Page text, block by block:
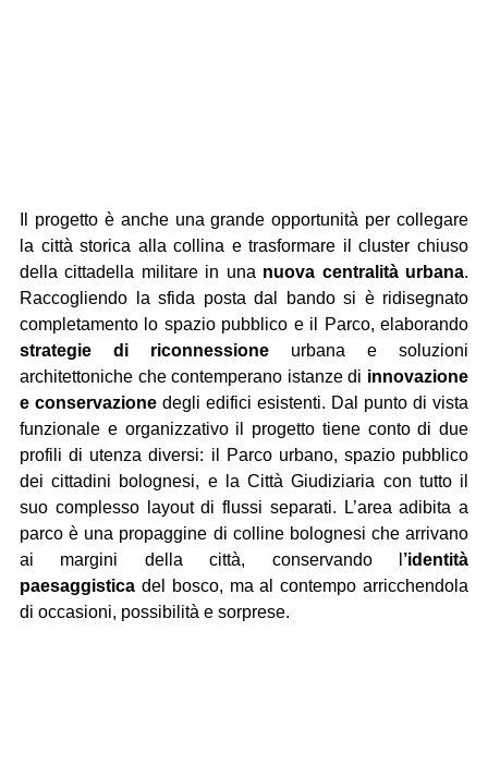
Il progetto è anche una grande opportunità per collegare
la città storica alla collina e trasformare il cluster chiuso
della cittadella militare in una nuova centralità urbana.
Raccogliendo la sfida posta dal bando si è ridisegnato
strategie di riconnessione urbana e soluzioni
architettoniche che contemperano istanze di innovazione
e conservazione degli edifici esistenti. Dal punto di vista
funzionale e organizzativo il progetto tiene conto di due
profili di utenza diversi: il Parco urbano, spazio pubblico
dei cittadini bolognesi, e la Città Giudiziaria con tutto il
suo complesso layout di flussi separati. L’area adibita a
parco è una propaggine di colline bolognesi che arrivano
ai margini della città, conservando l ’identità
paesaggistica del bosco, ma al contempo arricchendola
di occasioni, possibilità e sorprese.